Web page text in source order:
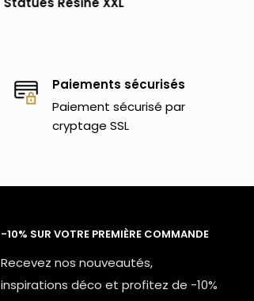
Paiements sécurisés
Paiement sécurisé par
cryptage SSL
-10% SUR VOTRE PREMIÈRE COMMANDE
Recevez nos nouveautés,
inspirations déco et profitez de -10%